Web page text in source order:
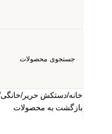
info@mpemertat.com
گوگل مپ شرکت
خانه دستکش حریر خانگی
بازگشت به محصولات